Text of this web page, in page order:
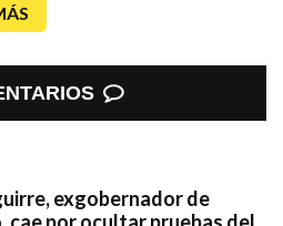
exgobernador de